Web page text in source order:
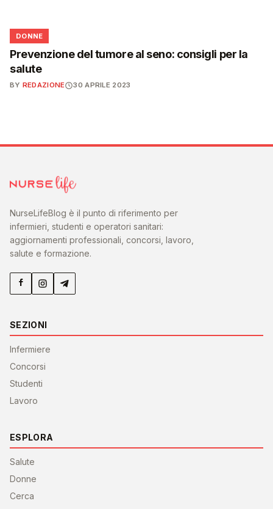
🌸
DONNE
Prevenzione del tumore al seno: consigli per la
salute
BY REDAZIONE 30 APRILE 2023
NurseLifeBlog è il punto di riferimento per
infermieri, studenti e operatori sanitari:
aggiornamenti professionali, concorsi, lavoro,
salute e formazione.
SEZIONI
Infermiere
Concorsi
Studenti
Lavoro
ESPLORA
Salute
Donne
Cerca